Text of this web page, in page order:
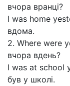
вчора вранці?
I was home
вдома.
2. Where were
вчора вдень?
I was at school
був у школі.